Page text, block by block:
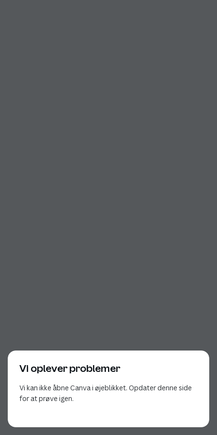
Vi oplever problemer
Vi kan ikke åbne Canva i øjeblikket. Opdater denne side
for at prøve igen.